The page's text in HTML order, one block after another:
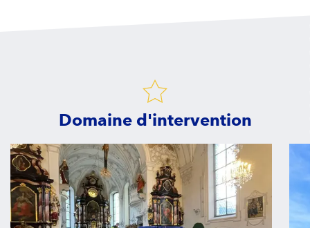
Domaine d'intervention